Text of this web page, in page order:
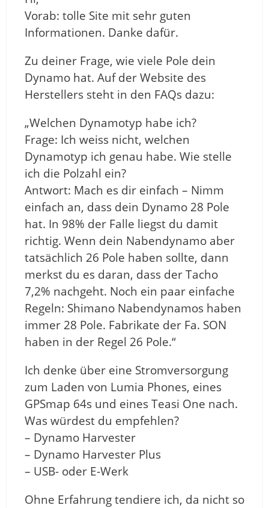
Vorab: tolle Site mit sehr guten
Informationen. Danke dafür.
Zu deiner Frage, wie viele Pole dein
Dynamo hat. Auf der Website des
Herstellers steht in den FAQs dazu:
„Welchen Dynamotyp habe ich?
Frage: Ich weiss nicht, welchen
Dynamotyp ich genau habe. Wie stelle
ich die Polzahl ein?
Antwort: Mach es dir einfach – Nimm
einfach an, dass dein Dynamo 28 Pole
hat. In 98% der Falle liegst du damit
richtig. Wenn dein Nabendynamo aber
tatsächlich 26 Pole haben sollte, dann
merkst du es daran, dass der Tacho
7,2% nachgeht. Noch ein paar einfache
Regeln: Shimano Nabendynamos haben
immer 28 Pole. Fabrikate der Fa. SON
haben in der Regel 26 Pole.“
Ich denke über eine Stromversorgung
zum Laden von Lumia Phones, eines
GPSmap 64s und eines Teasi One nach.
Was würdest du empfehlen?
– Dynamo Harvester
– Dynamo Harvester Plus
– USB- oder E-Werk
Ohne Erfahrung tendiere ich, da nicht so